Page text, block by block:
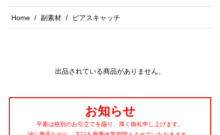
Home 副素材 ピアスキャッチ
出品されている商品がありません。
お知らせ
平素は格別のお引立てを賜り、厚く御礼申し上げます。